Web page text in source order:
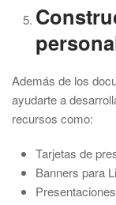
Además de los
ayudarte a
recursos como:
Tarjetas de
Banners para